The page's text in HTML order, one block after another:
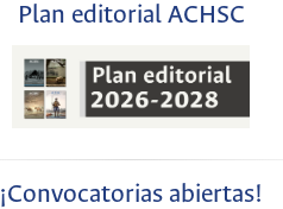
Plan editorial ACHSC
¡Convocatorias abiertas!